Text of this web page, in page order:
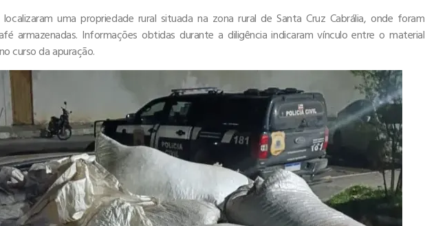
uma propriedade rural situada na zona rural de Santa Cruz Cabrália, onde foram
armazenadas. Informações obtidas durante a diligência indicaram vínculo entre o material
curso da apuração.